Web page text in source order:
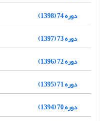
دوره 74 (1398)
دوره 73 (1397)
دوره 72 (1396)
دوره 71 (1395)
دوره 70 (1394)